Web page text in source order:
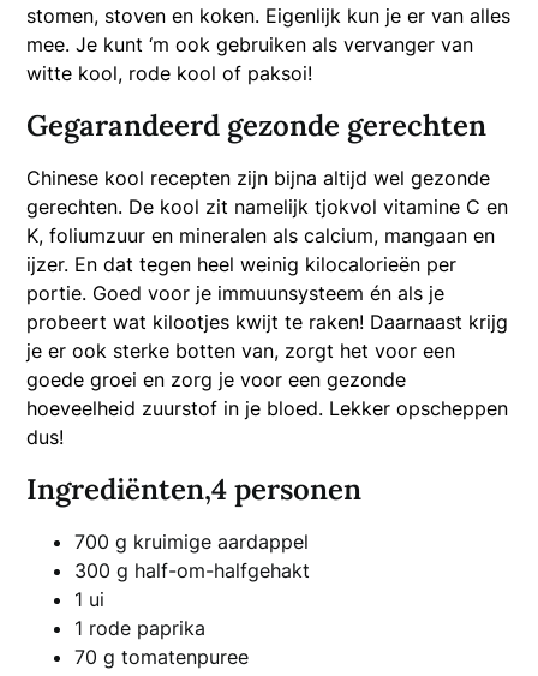
stomen, stoven en koken. Eigenlijk kun je er van alles
mee. Je kunt ‘m ook gebruiken als vervanger van
witte kool, rode kool of paksoi!
Gegarandeerd gezonde gerechten
Chinese kool recepten zijn bijna altijd wel gezonde
gerechten. De kool zit namelijk tjokvol vitamine C en
K, foliumzuur en mineralen als calcium, mangaan en
ijzer. En dat tegen heel weinig kilocalorieën per
portie. Goed voor je immuunsysteem én als je
probeert wat kilootjes kwijt te raken! Daarnaast krijg
je er ook sterke botten van, zorgt het voor een
goede groei en zorg je voor een gezonde
hoeveelheid zuurstof in je bloed. Lekker opscheppen
dus!
Ingrediënten,4 personen
700 g kruimige aardappel
300 g half-om-halfgehakt
1 ui
1 rode paprika
70 g tomatenpuree